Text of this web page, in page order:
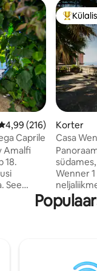
hinnang
4,99 (216)
Caprile
Amalfi
18.
See
merele
nagu
Korter
Casa
Chiaia
Wenner
kõik,
asukoha,
metroo,